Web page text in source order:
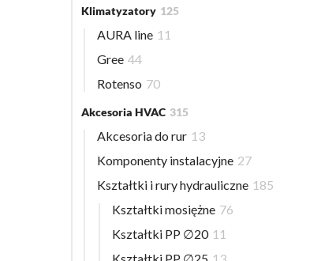
Klimatyzatory 125
AURA line 11
Gree 44
Rotenso 70
Akcesoria HVAC 315
Akcesoria do rur 13
Komponenty instalacyjne 27
Kształtki i rury hydrauliczne 185
Kształtki mosiężne 76
Kształtki PP ∅20 11